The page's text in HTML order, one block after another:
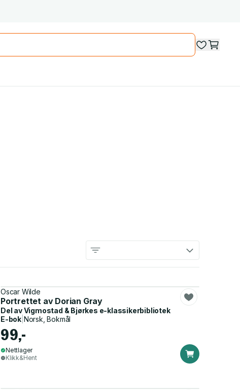
Oscar Wilde
Portrettet av Dorian Gray
Del avVigmostad & Bjørkes e-klassikerbibliotek
E-bok Norsk, Bokmål
99,-
Nettlager
Klikk&Hent